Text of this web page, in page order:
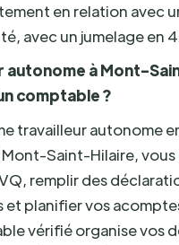
en relation avec
avec un jumelage en
autonome à Mont-
comptable ?
travailleur autonome
Saint-Hilaire, vous
remplir des
et planifier vos
vérifié organise vos